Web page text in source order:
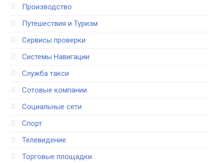
Производство
Путешествия и Туризм
Сервисы проверки
Системы Навигации
Служба такси
Сотовые компании
Социальные сети
Спорт
Телевидение
Торговые площадки